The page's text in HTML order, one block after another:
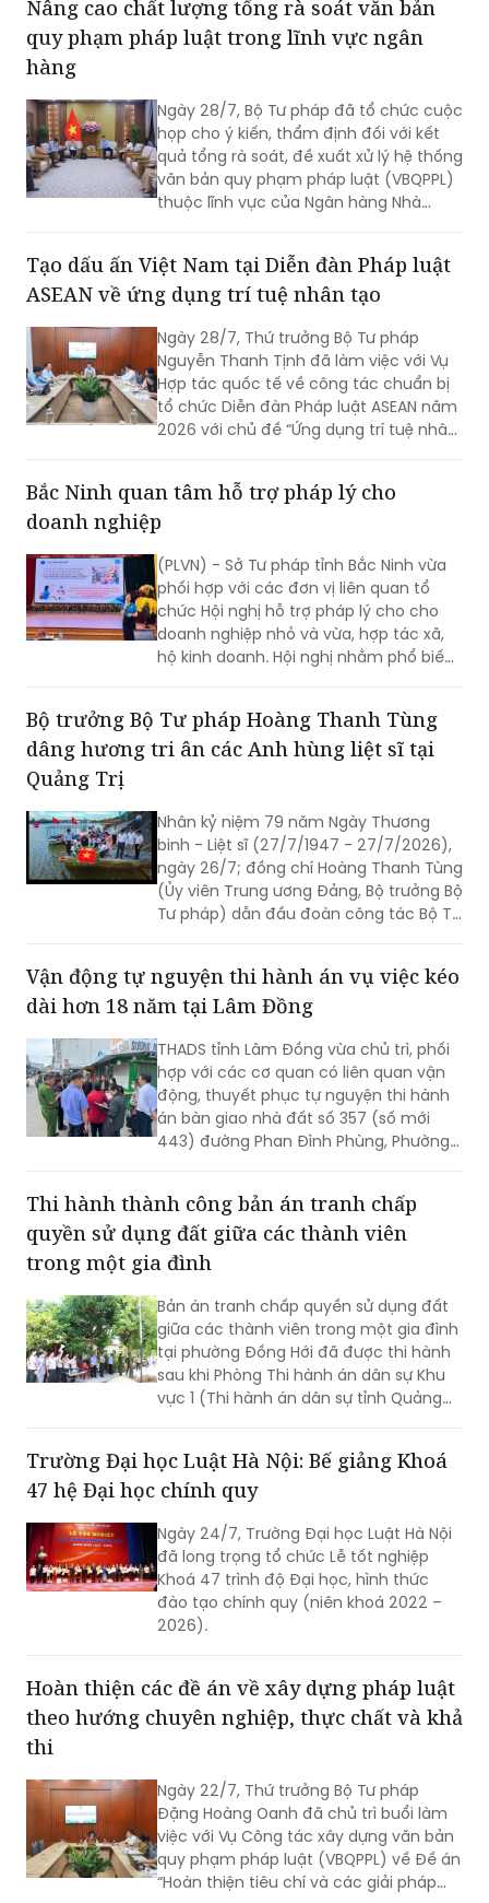
pháp luật, đáp ứng yêu cầu đổi mới
công tác xây dựng và thi hành pháp
Nâng cao chất lượng tổng rà soát văn bản
quy phạm pháp luật trong lĩnh vực ngân
hàng
Ngày 28/7, Bộ Tư pháp đã tổ chức cuộc
họp cho ý kiến, thẩm định đối với kết
quả tổng rà soát, đề xuất xử lý hệ thống
văn bản quy phạm pháp luật (VBQPPL)
thuộc lĩnh vực của Ngân hàng Nhà
Chi Lan chủ trì cuộc họp.
Tạo dấu ấn Việt Nam tại Diễn đàn Pháp luật
ASEAN về ứng dụng trí tuệ nhân tạo
Ngày 28/7, Thứ trưởng Bộ Tư pháp
Nguyễn Thanh Tịnh đã làm việc với Vụ
Hợp tác quốc tế về công tác chuẩn bị
tổ chức Diễn đàn Pháp luật ASEAN năm
2026 với chủ đề “Ứng dụng trí tuệ nhân
Bắc Ninh quan tâm hỗ trợ pháp lý cho
doanh nghiệp
(PLVN) - Sở Tư pháp tỉnh Bắc Ninh vừa
phối hợp với các đơn vị liên quan tổ
chức Hội nghị hỗ trợ pháp lý cho cho
doanh nghiệp nhỏ và vừa, hợp tác xã,
hộ kinh doanh. Hội nghị nhằm phổ biến
quá trình sản xuất, kinh doanh và tăng
cường đối thoại với cộng đồng doanh
Bộ trưởng Bộ Tư pháp Hoàng Thanh Tùng
dâng hương tri ân các Anh hùng liệt sĩ tại
Quảng Trị
Nhân kỷ niệm 79 năm Ngày Thương
binh - Liệt sĩ (27/7/1947 - 27/7/2026),
ngày 26/7; đồng chí Hoàng Thanh Tùng
(Ủy viên Trung ương Đảng, Bộ trưởng Bộ
Tư pháp) dẫn đầu đoàn công tác Bộ Tư
chỉ đỏ” trên địa bàn tỉnh Quảng Trị, bày
tỏ lòng biết ơn sâu sắc đối với những
Tổ quốc.
Vận động tự nguyện thi hành án vụ việc kéo
dài hơn 18 năm tại Lâm Đồng
THADS tỉnh Lâm Đồng vừa chủ trì, phối
hợp với các cơ quan có liên quan vận
động, thuyết phục tự nguyện thi hành
án bàn giao nhà đất số 357 (số mới
443) đường Phan Đình Phùng, Phường
kéo dài hơn 18 năm nay.
Thi hành thành công bản án tranh chấp
quyền sử dụng đất giữa các thành viên
trong một gia đình
Bản án tranh chấp quyền sử dụng đất
giữa các thành viên trong một gia đình
tại phường Đồng Hới đã được thi hành
sau khi Phòng Thi hành án dân sự Khu
vực 1 (Thi hành án dân sự tỉnh Quảng
giao tài sản theo nội dung bản án.
Trường Đại học Luật Hà Nội: Bế giảng Khoá
47 hệ Đại học chính quy
Ngày 24/7, Trường Đại học Luật Hà Nội
đã long trọng tổ chức Lễ tốt nghiệp
Khoá 47 trình độ Đại học, hình thức
đào tạo chính quy (niên khoá 2022 –
2026).
Hoàn thiện các đề án về xây dựng pháp luật
theo hướng chuyên nghiệp, thực chất và khả
thi
Ngày 22/7, Thứ trưởng Bộ Tư pháp
Đặng Hoàng Oanh đã chủ trì buổi làm
việc với Vụ Công tác xây dựng văn bản
quy phạm pháp luật (VBQPPL) về Đề án
“Hoàn thiện tiêu chí và các giải pháp